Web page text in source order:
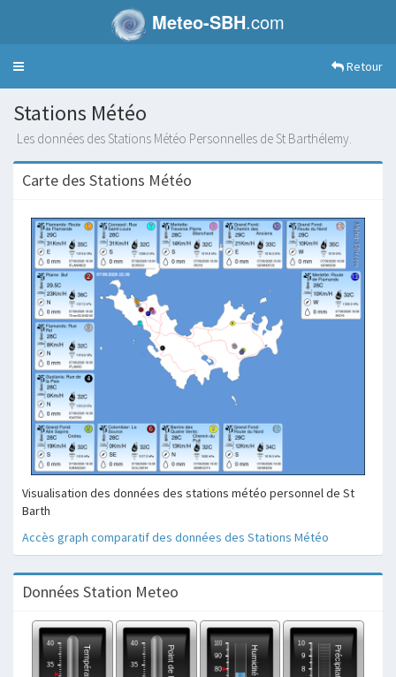
Meteo-SBH.com
Toggle
Retour
Stations Météo
Les données des Stations Météo Personnelles de St Barthélemy.
Carte des Stations Météo
Visualisation des données des stations météo personnel de St
Barth
Accès graph comparatif des données des Stations Météo
Données Station Meteo